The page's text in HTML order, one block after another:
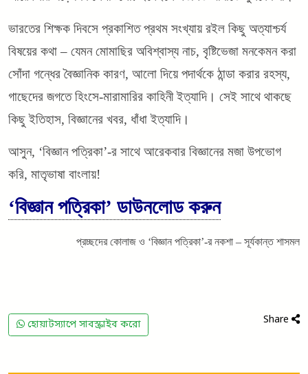
ভারতের শিক্ষক দিবসে প্রকাশিত প্রথম সংখ্যায় রইল কিছু অত্যাশ্চর্য
বিষয়ের কথা – যেমন মোমাছির অবিশ্বাস্য নাচ, বৃষ্টিভেজা মনকেমন করা
সোঁদা গন্ধের বৈজ্ঞানিক কারণ, আলো দিয়ে পদার্থকে ঠান্ডা করার রহস্য,
গাছেদের জগতে হিংসে-মারামারির কাহিনী ইত্যাদি। সেই সাথে থাকছে
কিছু ইতিহাস, বিজ্ঞানের খবর, ধাঁধা ইত্যাদি।
আসুন, ‘বিজ্ঞান পত্রিকা’-র সাথে আরেকবার বিজ্ঞানের মজা উপভোগ
করি, মাতৃভাষা বাংলায়!
‘বিজ্ঞান পত্রিকা’ ডাউনলোড করুন
প্রচ্ছদের কোলাজ ও ‘বিজ্ঞান পত্রিকা’-র নকশা – সূর্যকান্ত শাসমল
হোয়াটস্যাপে সাবস্ক্রাইব করো Share